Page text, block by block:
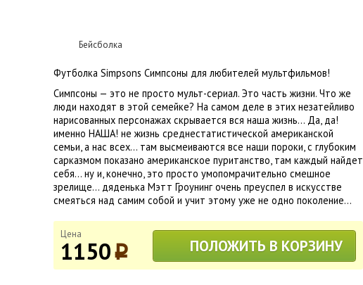
Бейсболка
Футболка Simpsons Симпсоны для любителей мультфильмов!
Симпсоны — это не просто мульт-сериал. Это часть жизни. Что же
люди находят в этой семейке? На самом деле в этих незатейливо
нарисованных персонажах скрывается вся наша жизнь… Да, да!
именно НАША! не жизнь среднестатистической американской
семьи, а нас всех… там высмеиваются все наши пороки, с глубоким
сарказмом показано американское пуританство, там каждый найдет
себя… ну и, конечно, это просто умопомрачительно смешное
зрелище… дяденька Мэтт Гроунинг очень преуспел в искусстве
смеяться над самим собой и учит этому уже не одно поколение…
Цена
1150p ПОЛОЖИТЬ В КОРЗИНУ